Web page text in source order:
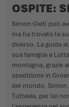
OSPITE:
Simon Gietl può
ma ha trovato la
diverso. La guida
sua famiglia a
montagna, grazie
spedizione in
del mondo,
Tuttavia, per lui